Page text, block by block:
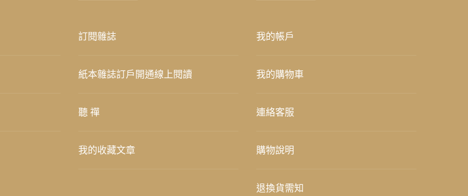
訂閱雜誌
紙本雜誌訂戶開通線上閱讀
聽 禪
我的收藏文章
我的帳戶
我的購物車
連絡客服
購物說明
退換貨需知